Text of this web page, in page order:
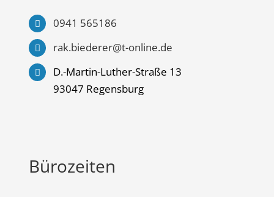
0941 565186
rak.biederer@t-online.de
D.-Martin-Luther-Straße 13
93047 Regensburg
Bürozeiten